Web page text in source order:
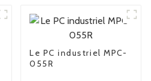
Le PC industriel MPC-
055R